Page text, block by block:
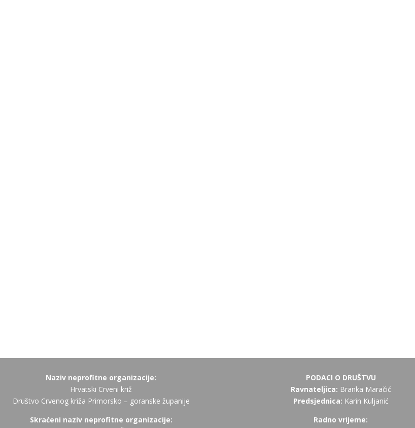
Naziv neprofitne organizacije:
Hrvatski Crveni križ
Društvo Crvenog križa Primorsko – goranske županije
Skraćeni naziv neprofitne organizacije:
PODACI O DRUŠTVU
Ravnateljica: Branka Maračić
Predsjednica: Karin Kuljanić
Radno vrijeme: